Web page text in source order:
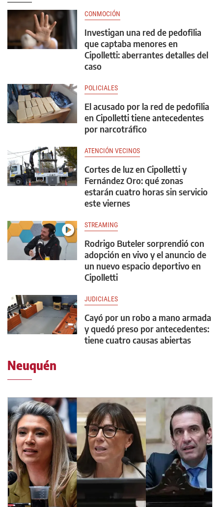
CONMOCIÓN
Investigan una red de pedofilia
que captaba menores en
Cipolletti: aberrantes detalles del
caso
POLICIALES
El acusado por la red de pedofilia
en Cipolletti tiene antecedentes
por narcotráfico
ATENCIÓN VECINOS
Cortes de luz en Cipolletti y
Fernández Oro: qué zonas
estarán cuatro horas sin servicio
este viernes
STREAMING
Rodrigo Buteler sorprendió con
adopción en vivo y el anuncio de
un nuevo espacio deportivo en
Cipolletti
JUDICIALES
Cayó por un robo a mano armada
y quedó preso por antecedentes:
tiene cuatro causas abiertas
Neuquén